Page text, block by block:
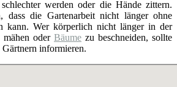
werden oder die Hände zittern.
dass die Gartenarbeit nicht länger ohne
kann. Wer körperlich nicht länger in der
oder Bäume zu beschneiden, sollte
informieren.